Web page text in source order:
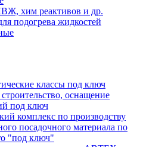
хим реактивов и др.
подогрева жидкостей
классы под ключ
оснащение
под ключ
комплекс по производству
посадочного материала по
"под ключ"